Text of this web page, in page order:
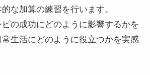
な加算の練習を行います。
の成功にどのように影響するかを
生活にどのように役立つかを実感